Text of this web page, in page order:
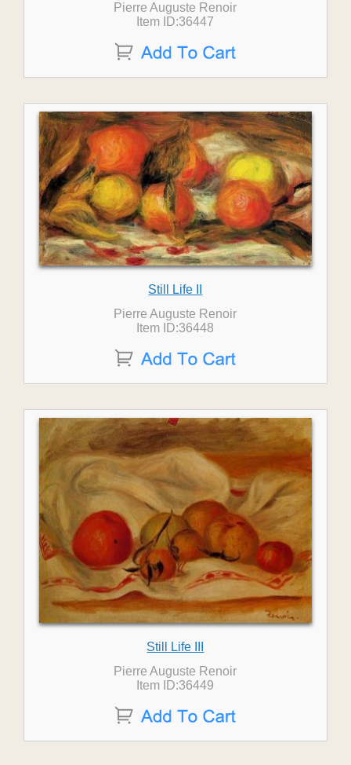
Pierre Auguste Renoir
Item ID:36447
Still Life II
Pierre Auguste Renoir
Item ID:36448
Still Life III
Pierre Auguste Renoir
Item ID:36449